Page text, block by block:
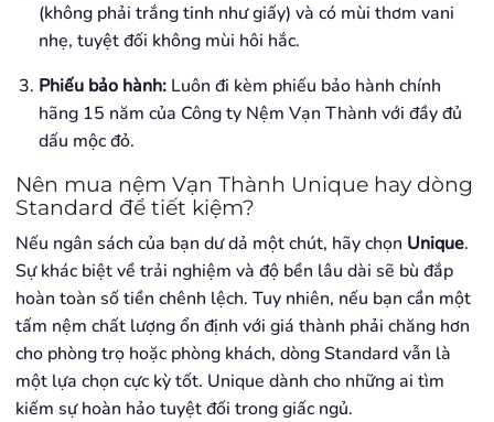
(không phải trắng tinh như giấy) và có mùi thơm vani
nhẹ, tuyệt đối không mùi hôi hắc.
Phiếu bảo hành: Luôn đi kèm phiếu bảo hành chính
hãng 15 năm của Công ty Nệm Vạn Thành với đầy đủ
dấu mộc đỏ.
Nên mua nệm Vạn Thành Unique hay dòng
Standard để tiết kiệm?
Nếu ngân sách của bạn dư dả một chút, hãy chọn Unique.
Sự khác biệt về trải nghiệm và độ bền lâu dài sẽ bù đắp
hoàn toàn số tiền chênh lệch. Tuy nhiên, nếu bạn cần một
tấm nệm chất lượng ổn định với giá thành phải chăng hơn
cho phòng trọ hoặc phòng khách, dòng Standard vẫn là
một lựa chọn cực kỳ tốt. Unique dành cho những ai tìm
kiếm sự hoàn hảo tuyệt đối trong giấc ngủ.